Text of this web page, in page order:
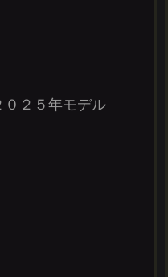
０２５年モデル